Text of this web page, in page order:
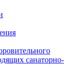
санаторно-